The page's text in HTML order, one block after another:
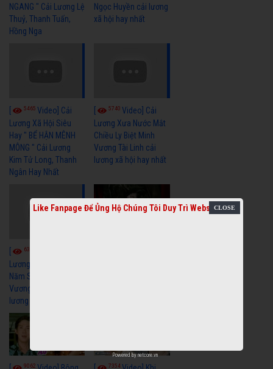
NGANG " Cải Lương Lệ
Thuỷ, Thanh Tuấn,
Hồng Nga
Ngọc Huyền cải lương
xã hội hay nhất
5465 Video] Cải
Lương Xã Hội Siêu
Hay " BỂ HẬN MÊNH
MÔNG " Cải Lương
Kim Tử Long, Thanh
Ngân Hay Nhất
5740Video] Cải
Lương Xưa Nước Mắt
Chiều Ly Biệt Minh
Vương Tài Linh cải
lương xã hội hay nhất
6328
Lương Xưa : Rồi 30
Năm Sau - Minh
Vương Lệ Thủy | cải
lương xã hội hay nhất
9062 7354
Like Fanpage Để Ủng Hộ Chúng Tôi Duy Trì Website
Powered bynetcore.vn